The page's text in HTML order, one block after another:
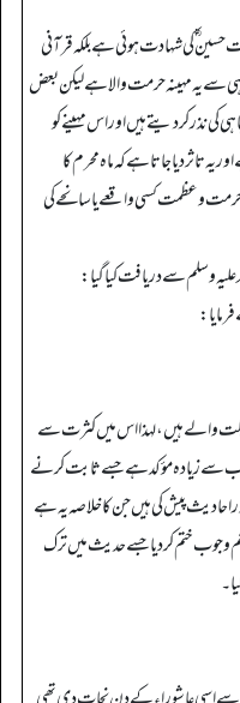
کی شہادت ہوئی ہے بلکہ قرآنی
سے یہ مہینہ حرمت والا ہے لیکن بعض
کی نذر کر دیتے ہیں اور اس مہینے کو
تاثر دیا جاتا ہے کہ ماہ محرم کا
حرمت و عظمت کسی واقعے یا سانحے کی
وسلم سے دریافت کیا گیا:
والے ہیں، لہذا اس میں کثرت سے
سے زیادہ مؤکد ہے جسے ثابت کرنے
احادیث پیش کی ہیں جن کا خلاصہ یہ ہے
وجوب ختم کر دیا جسے حدیث میں ترک